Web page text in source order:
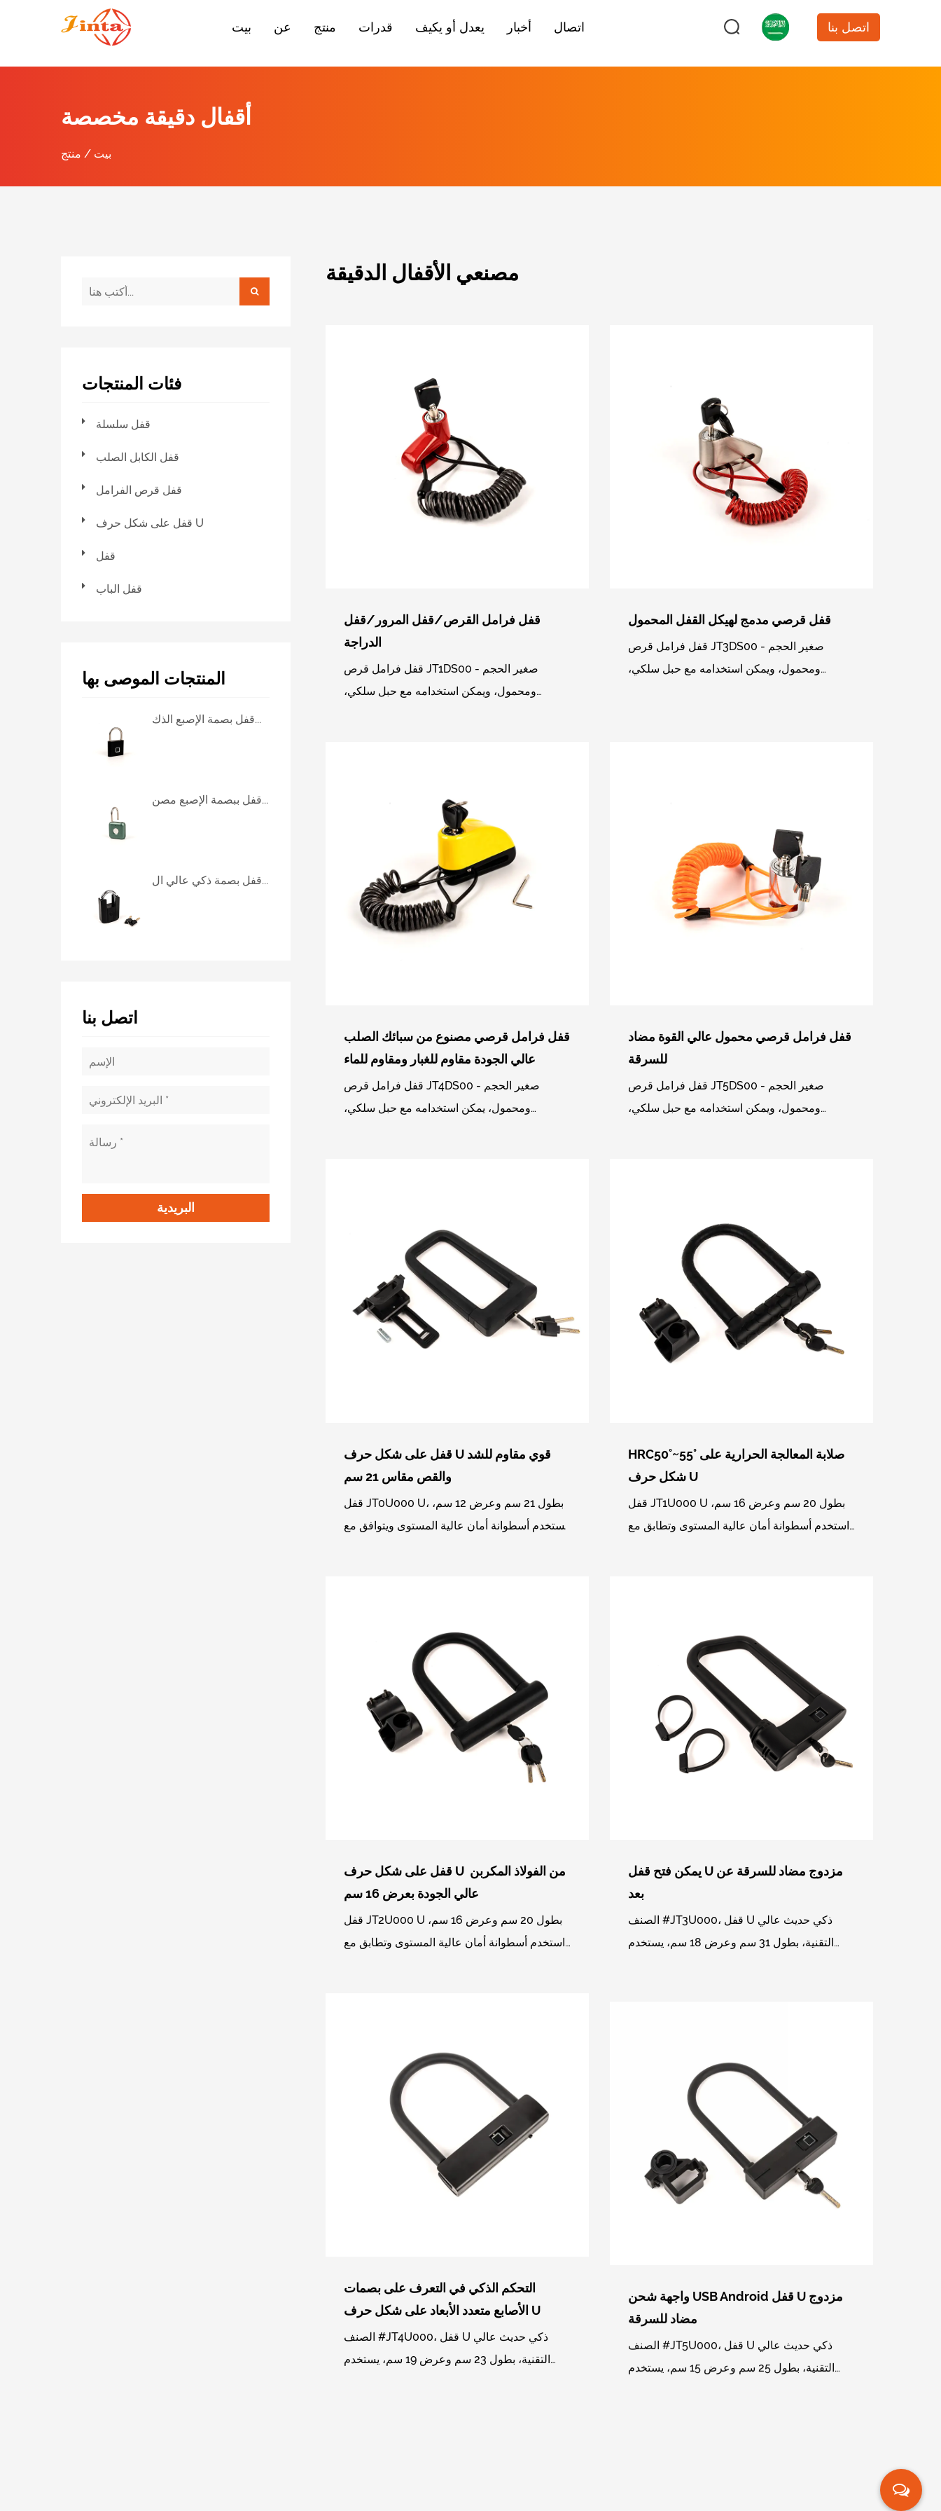
بيت عن منتج قدرات يعدل أو يكيف أخبار اتصال اتصل بنا
أقفال دقيقة مخصصة
بيت / منتج
فئات المنتجات
قفل سلسلة
قفل الكابل الصلب
قفل قرص الفرامل
قفل على شكل حرف U
قفل
قفل الباب
المنتجات الموصى بها
قفل بصمة الإصبع الذك...
قفل ببصمة الإصبع مصن...
قفل بصمة ذكي عالي ال...
اتصل بنا
مصنعي الأقفال الدقيقة
قفل فرامل القرص/قفل المرور/قفل
الدراجة
قفل فرامل قرص JT1DS00 - صغير الحجم
ومحمول، ويمكن استخدامه مع حبل سلكي،
قفل قرصي مدمج لهيكل القفل المحمول
قفل فرامل قرص JT3DS00 - صغير الحجم
ومحمول، ويمكن استخدامه مع حبل سلكي،
قفل فرامل قرصي مصنوع من سبائك الصلب
عالي الجودة مقاوم للغبار ومقاوم للماء
قفل فرامل قرص JT4DS00 - صغير الحجم
ومحمول، يمكن استخدامه مع حبل سلكي،
قفل فرامل قرصي محمول عالي القوة مضاد
للسرقة
قفل فرامل قرص JT5DS00 - صغير الحجم
ومحمول، ويمكن استخدامه مع حبل سلكي،
قفل على شكل حرف U قوي مقاوم للشد
والقص مقاس 21 سم
قفل JT0U000 U، بطول 21 سم وعرض 12 سم،
يستخدم أسطوانة أمان عالية المستوى ويتوافق مع
HRC50°~55° صلابة المعالجة الحرارية على
شكل حرف U
قفل JT1U000 U بطول 20 سم وعرض 16 سم،
استخدم أسطوانة أمان عالية المستوى وتطابق مع
قفل على شكل حرف U من الفولاذ المكربن ​​
عالي الجودة بعرض 16 سم
قفل JT2U000 U بطول 20 سم وعرض 16 سم،
استخدم أسطوانة أمان عالية المستوى وتطابق مع
يمكن فتح قفل U مزدوج مضاد للسرقة عن
بعد
الصنف #JT3U000، قفل U ذكي حديث عالي
التقنية، بطول 31 سم وعرض 18 سم، يستخدم
التحكم الذكي في التعرف على بصمات
الأصابع متعدد الأبعاد على شكل حرف U
الصنف #JT4U000، قفل U ذكي حديث عالي
التقنية، بطول 23 سم وعرض 19 سم، يستخدم
واجهة شحن USB Android قفل U مزدوج
مضاد للسرقة
الصنف #JT5U000، قفل U ذكي حديث عالي